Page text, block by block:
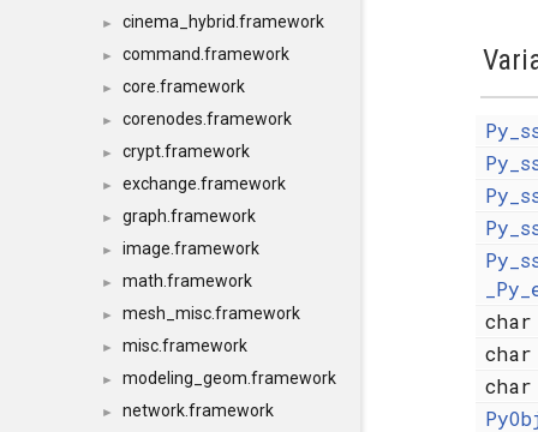
► cinema_hybrid.framework
► command.framework
► core.framework
► corenodes.framework
► crypt.framework
► exchange.framework
► graph.framework
► image.framework
► math.framework
► mesh_misc.framework
► misc.framework
► modeling_geom.framework
► network.framework